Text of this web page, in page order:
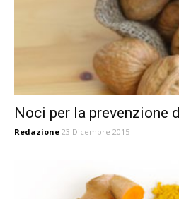
Noci per la prevenzione
Redazione 23 Dicembre 2015